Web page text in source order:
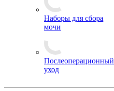
Наборы для сбора
мочи
Послеоперационный
уход